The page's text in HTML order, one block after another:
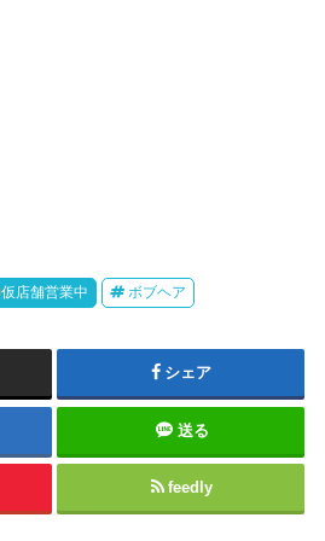
仮店舗営業中 ボブヘア
シェア
送る
feedly